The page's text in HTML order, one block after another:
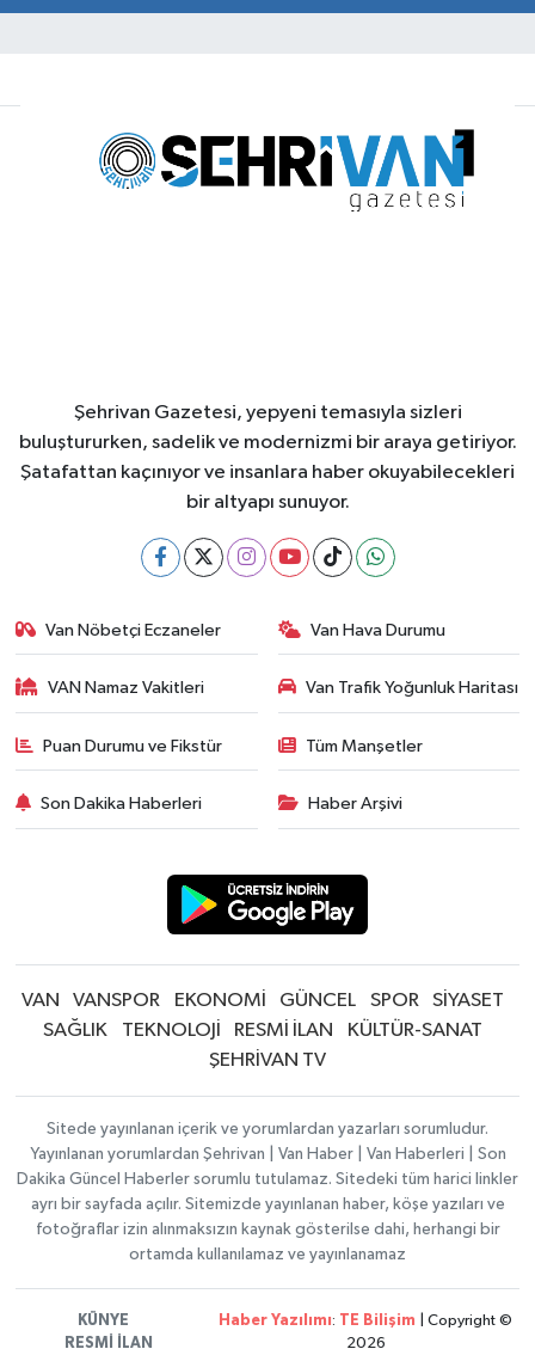
Şehrivan Gazetesi, yepyeni temasıyla sizleri
buluştururken, sadelik ve modernizmi bir araya getiriyor.
Şatafattan kaçınıyor ve insanlara haber okuyabilecekleri
bir altyapı sunuyor.
Van Nöbetçi Eczaneler Van Hava Durumu
VAN Namaz Vakitleri Van Trafik Yoğunluk Haritası
Puan Durumu ve Fikstür Tüm Manşetler
Son Dakika Haberleri Haber Arşivi
VAN VANSPOR EKONOMİ GÜNCEL SPOR
SİYASET
SAĞLIK
TEKNOLOJİ RESMİ İLAN
KÜLTÜR-SANAT
ŞEHRİVAN TV
Sitede yayınlanan içerik ve yorumlardan yazarları sorumludur.
Yayınlanan yorumlardan Şehrivan | Van Haber | Van Haberleri | Son
Dakika Güncel Haberler sorumlu tutulamaz. Sitedeki tüm harici linkler
ayrı bir sayfada açılır. Sitemizde yayınlanan haber, köşe yazıları ve
fotoğraflar izin alınmaksızın kaynak gösterilse dahi, herhangi bir
ortamda kullanılamaz ve yayınlanamaz
KÜNYE
RESMİ İLAN
Haber Yazılımı: TE Bilişim | Copyright ©
2026